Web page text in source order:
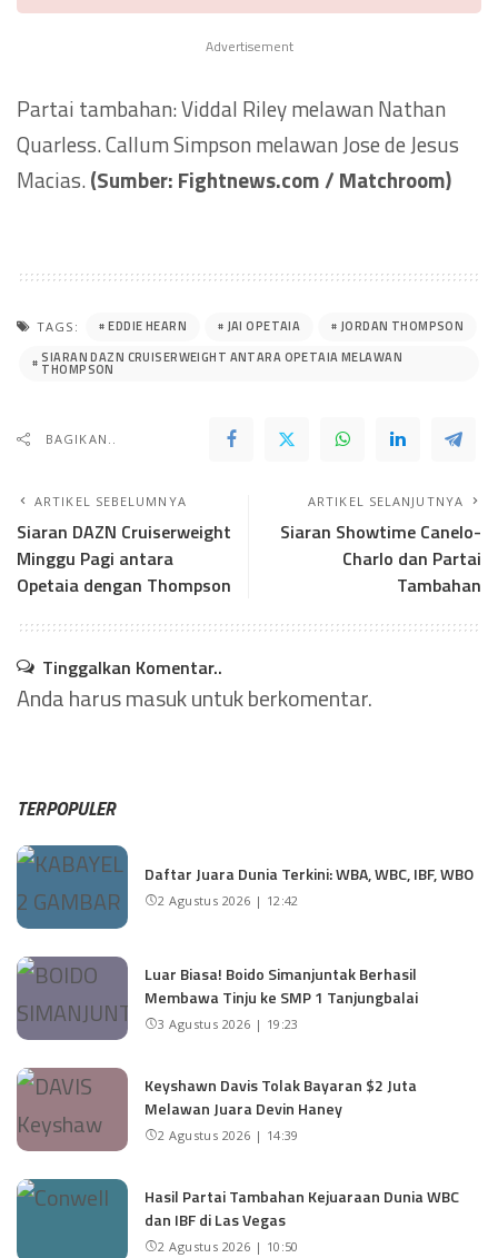
Advertisement
Partai tambahan: Viddal Riley melawan Nathan
Quarless. Callum Simpson melawan Jose de Jesus
Macias.(Sumber: Fightnews.com / Matchroom)
TAGS: EDDIE HEARN JAI OPETAIA
JORDAN THOMPSON
SIARAN DAZN CRUISERWEIGHT ANTARA OPETAIA MELAWAN
THOMPSON
BAGIKAN..
ARTIKEL SEBELUMNYA
Siaran DAZN Cruiserweight
Minggu Pagi antara
Opetaia dengan Thompson
ARTIKEL SELANJUTNYA
Siaran Showtime Canelo-
Charlo dan Partai
Tambahan
Tinggalkan Komentar..
Anda harusmasukuntuk berkomentar.
TERPOPULER
Daftar Juara Dunia Terkini: WBA, WBC, IBF, WBO
2 Agustus 2026 | 12:42
Luar Biasa! Boido Simanjuntak Berhasil
Membawa Tinju ke SMP 1 Tanjungbalai
3 Agustus 2026 | 19:23
Keyshawn Davis Tolak Bayaran $2 Juta
Melawan Juara Devin Haney
2 Agustus 2026 | 14:39
Hasil Partai Tambahan Kejuaraan Dunia WBC
dan IBF di Las Vegas
2 Agustus 2026 | 10:50